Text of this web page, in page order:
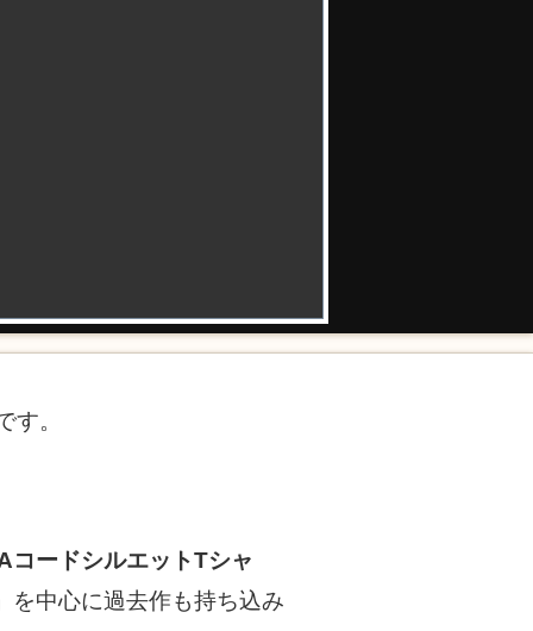
す。
コードシルエットTシャ
を中心に過去作も持ち込み